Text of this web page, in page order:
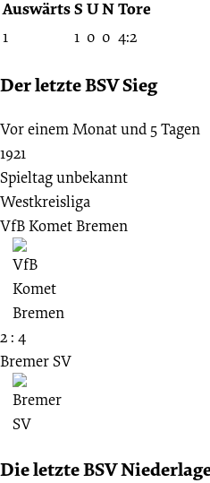
AuswärtsS UNTore
1 1 0 0 4:2
Der letzte BSV Sieg
Vor einem Monat und 5 Tagen
1921
Spieltag unbekannt
Westkreisliga
VfB Komet Bremen
2 : 4
Bremer SV
Die letzte BSV